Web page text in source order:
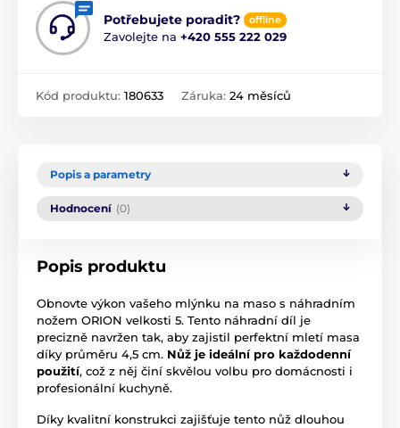
Potřebujete poradit? offline
Zavolejte na +420 555 222 029
Kód produktu: 180633 Záruka: 24 měsíců
Popis a parametry
Hodnocení (0)
Popis produktu
Obnovte výkon vašeho mlýnku na maso s náhradním
nožem ORION velkosti 5. Tento náhradní díl je
precizně navržen tak, aby zajistil perfektní mletí masa
díky průměru 4,5 cm. Nůž je ideální pro každodenní
použití, což z něj činí skvělou volbu pro domácnosti i
profesionální kuchyně.
Díky kvalitní konstrukci zajišťuje tento nůž dlouhou